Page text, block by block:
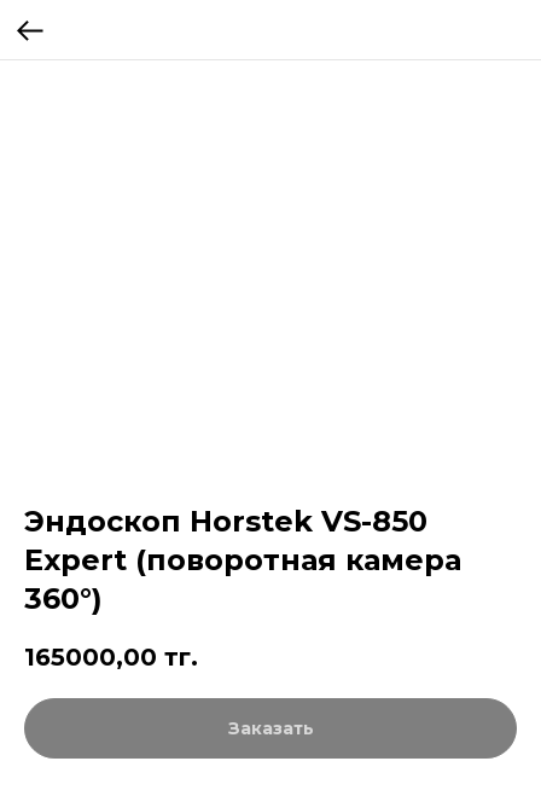
Эндоскоп Horstek VS-850
Expert (поворотная камера
360°)
165000,00 тг.
Заказать